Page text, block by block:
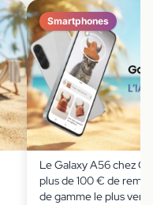
Smartphones
Le Galaxy A56 chez
plus de 100 € de
de gamme le plus